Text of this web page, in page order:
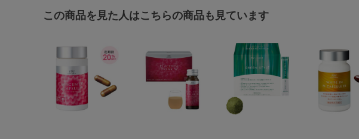
この商品を見た人はこちらの商品も見ています